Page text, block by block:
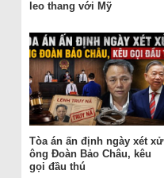
leo thang với Mỹ
Tòa án ấn định ngày xét xử
ông Đoàn Bảo Châu, kêu
gọi đầu thú